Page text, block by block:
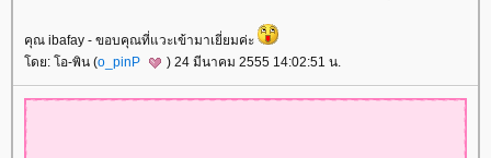
คุณ ibafay - ขอบคุณที่แวะเข้ามาเยี่ยมค่ะ
ดย: โอ-พิน (o_pinP ) 24 มีนาคม 2555 14:02:51 น.